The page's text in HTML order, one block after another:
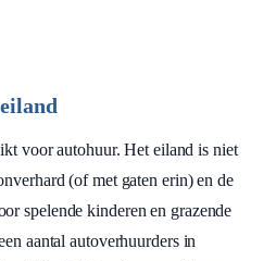
voor autohuur. Het eiland is niet
(of met gaten erin) en de
spelende kinderen en grazende
aantal autoverhuurders in